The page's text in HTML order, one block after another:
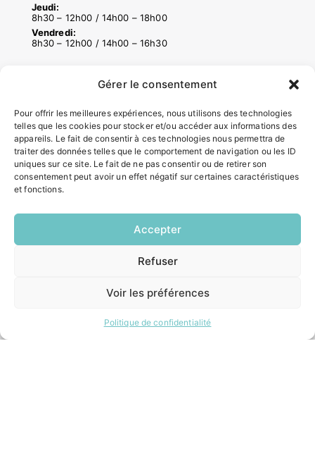
Gérer le consentement
Pour offrir les meilleures expériences, nous utilisons des technologies
telles que les cookies pour stocker et/ou accéder aux informations des
appareils. Le fait de consentir à ces technologies nous permettra de
traiter des données telles que le comportement de navigation ou les ID
uniques sur ce site. Le fait de ne pas consentir ou de retirer son
consentement peut avoir un effet négatif sur certaines caractéristiques
et fonctions.
Accepter
Refuser
Voir les préférences
Politique de confidentialité
Jeudi:
8h30 – 12h00 / 14h00 – 18h00
Vendredi:
8h30 – 12h00 / 14h00 – 16h30
ACCÉS RAPIDES
Contacter la mairie
Pôle santé
Le Saucatais
Formalités administratives
Restauration scolaire
Demander un composteur
INFORMATIONS LÉGALES
ESPACE MUNICIPALITÉ